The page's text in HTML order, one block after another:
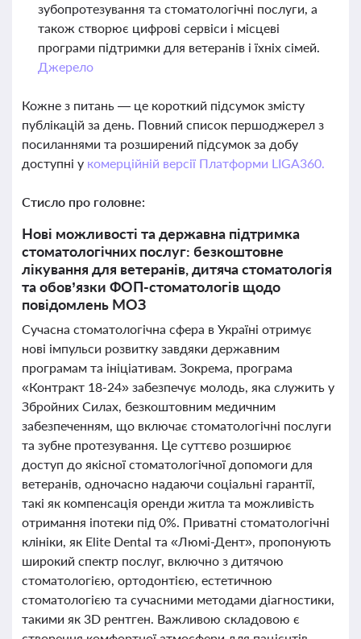
зубопротезування та стоматологічні послуги, а
також створює цифрові сервіси і місцеві
програми підтримки для ветеранів і їхніх сімей.
Джерело
Кожне з питань — це короткий підсумок змісту
публікацій за день. Повний список першоджерел з
посиланнями та розширений підсумок за добу
доступні у комерційній версії Платформи LIGA360.
Стисло про головне:
Нові можливості та державна підтримка
стоматологічних послуг: безкоштовне
лікування для ветеранів, дитяча стоматологія
та обов’язки ФОП-стоматологів щодо
повідомлень МОЗ
Сучасна стоматологічна сфера в Україні отримує
нові імпульси розвитку завдяки державним
програмам та ініціативам. Зокрема, програма
«Контракт 18-24» забезпечує молодь, яка служить у
Збройних Силах, безкоштовним медичним
забезпеченням, що включає стоматологічні послуги
та зубне протезування. Це суттєво розширює
доступ до якісної стоматологічної допомоги для
ветеранів, одночасно надаючи соціальні гарантії,
такі як компенсація оренди житла та можливість
отримання іпотеки під 0%. Приватні стоматологічні
клініки, як Elite Dental та «Люмі-Дент», пропонують
широкий спектр послуг, включно з дитячою
стоматологією, ортодонтією, естетичною
стоматологією та сучасними методами діагностики,
такими як 3D рентген. Важливою складовою є